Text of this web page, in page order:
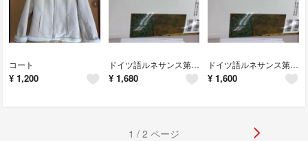
コート
¥ 1,200
ドイツ語ルネサンス第3版
¥ 1,680
ドイツ語ルネサンス第3版
¥ 1,600
1 / 2 ページ